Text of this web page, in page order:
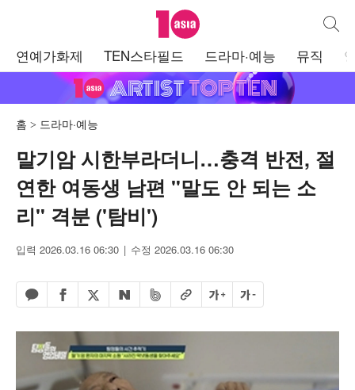
텐아시아 통합
연예가화제 TEN스타필드 드라마·예능 뮤직
홈 드라마·예능
말기암 시한부라더니…충격 반전, 절
연한 여동생 남편 "말도 안 되는 소
리" 격분 ('탐비')
입력 2026.03.16 06:30 수정 2026.03.16 06:30
카카오톡 공유하기
페이스북 공유하기
엑스 공유하기
네이버 공유하기
밴드 공유하기
URL복사글자 크게글자 작게